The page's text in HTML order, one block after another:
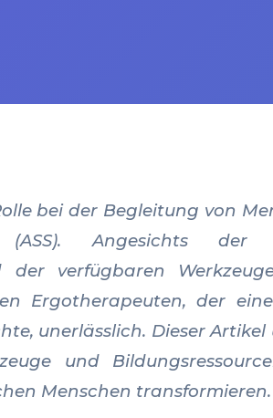
bei der Begleitung von
(ASS). Angesichts der
der verfügbaren
Ergotherapeuten, der
unerlässlich. Dieser
und
Menschen transformieren.